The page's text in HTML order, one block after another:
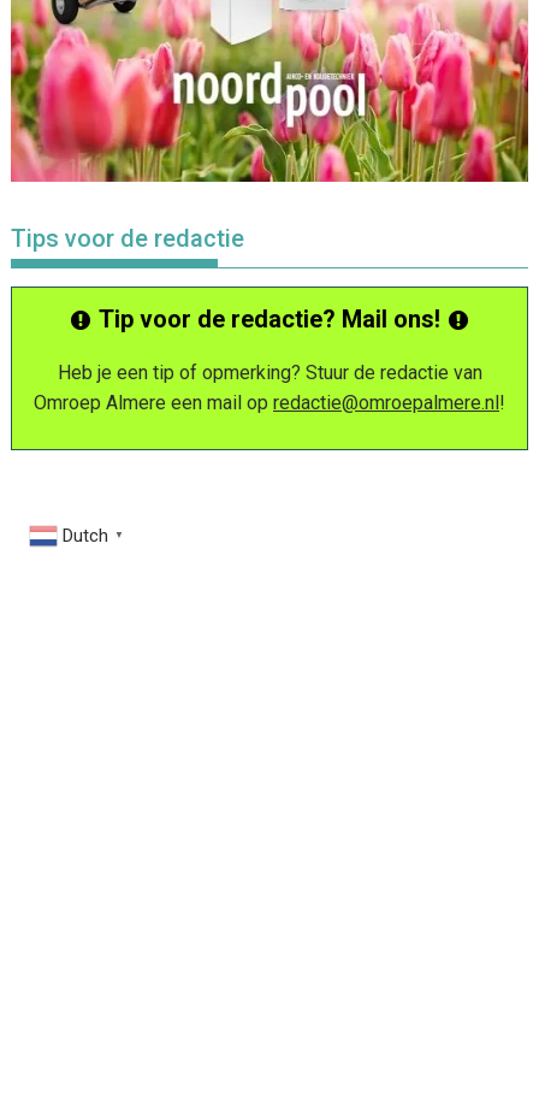
Tips voor de redactie
Tip voor de redactie? Mail ons!
Heb je een tip of opmerking? Stuur de redactie van
Omroep Almere een mail op redactie@omroepalmere.nl!
Dutch ▼